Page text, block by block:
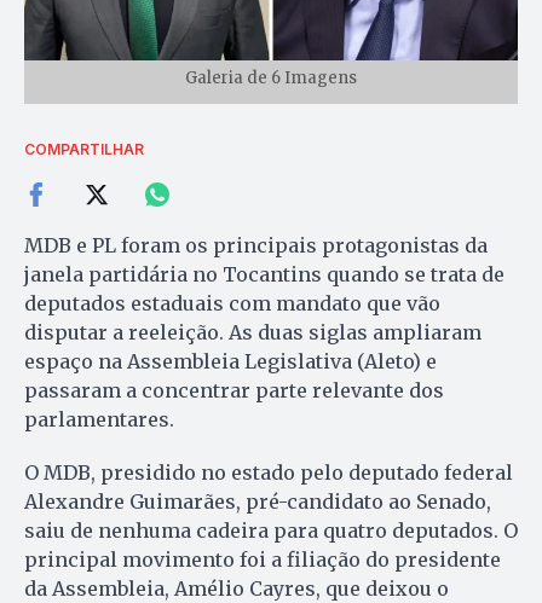
Galeria de 6 Imagens
COMPARTILHAR
MDB e PL foram os principais protagonistas da
janela partidária no Tocantins quando se trata de
deputados estaduais com mandato que vão
disputar a reeleição. As duas siglas ampliaram
espaço na Assembleia Legislativa (Aleto) e
passaram a concentrar parte relevante dos
parlamentares.
O MDB, presidido no estado pelo deputado federal
Alexandre Guimarães, pré-candidato ao Senado,
saiu de nenhuma cadeira para quatro deputados. O
principal movimento foi a filiação do presidente
da Assembleia, Amélio Cayres, que deixou o